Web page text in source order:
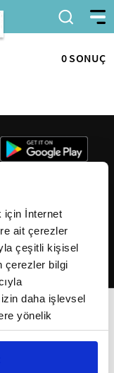
için İnternet
ait çerezler
çeşitli kişisel
çerezler bilgi
daha işlevsel
yönelik
amaçlarıyla
vasıtasıyla
0 SONUÇ